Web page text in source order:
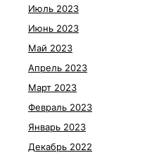
Июль 2023
Июнь 2023
Май 2023
Апрель 2023
Март 2023
Февраль 2023
Январь 2023
Декабрь 2022